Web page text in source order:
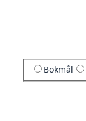
Bokmål